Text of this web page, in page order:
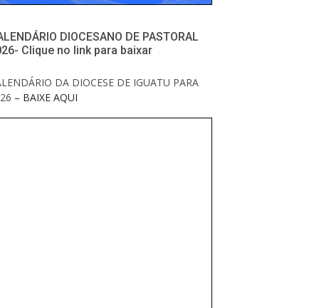
DIOCESANO DE PASTORAL
Clique no link para baixar
DA DIOCESE DE IGUATU PARA
– BAIXE AQUI